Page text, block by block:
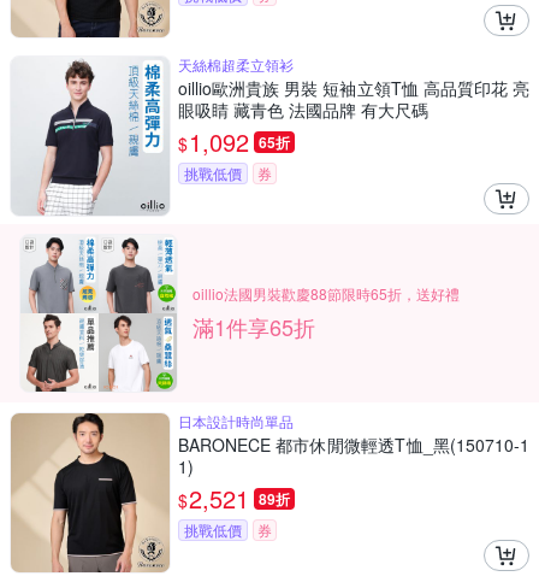
天絲棉超柔立領衫
oillio歐洲貴族 男裝 短袖立領T恤 高品質印花 亮
眼吸睛 藏青色 法國品牌 有大尺碼
$1,092 65折
挑戰低價 券
oillio法國男裝歡慶88節限時65折，送好禮
滿1件享65折
日本設計時尚單品
BARONECE 都市休閒微輕透T恤_黑(150710-1
1)
$2,521 89折
挑戰低價 券